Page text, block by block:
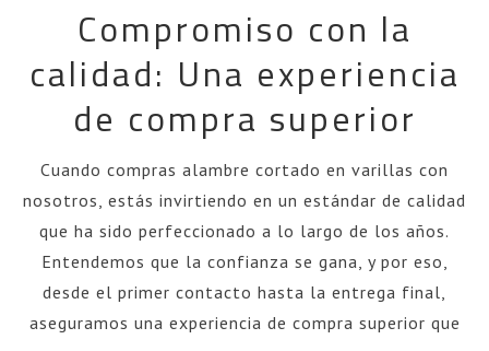
Compromiso con la
calidad: Una experiencia
de compra superior
Cuando compras alambre cortado en varillas con
nosotros, estás invirtiendo en un estándar de calidad
que ha sido perfeccionado a lo largo de los años.
Entendemos que la confianza se gana, y por eso,
desde el primer contacto hasta la entrega final,
aseguramos una experiencia de compra superior que